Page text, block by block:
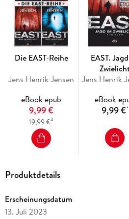
entsandt. Dort ringt er mit den
Auflösung, die nach dem Zerfall
Erschreckend aktuell, gnadenlos
Henrik Jensens große Ost-West-
»Auch nach internationalen
JYLLANDS-POSTEN
Die EAST-Reihe
Jens Henrik Jensen
eBook epub
9,99 €
19,99 €4
EAST.
Jens Henrik
eBook
9,99 €*
Produktdetails
Erscheinungsdatum
13. Juli 2023